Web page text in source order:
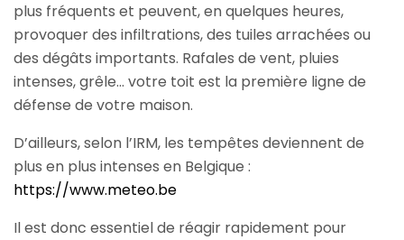
plus fréquents et peuvent, en quelques heures,
provoquer des infiltrations, des tuiles arrachées ou
des dégâts importants. Rafales de vent, pluies
intenses, grêle… votre toit est la première ligne de
défense de votre maison.
D’ailleurs, selon l’IRM, les tempêtes deviennent de
plus en plus intenses en Belgique :
https://www.meteo.be
Il est donc essentiel de réagir rapidement pour